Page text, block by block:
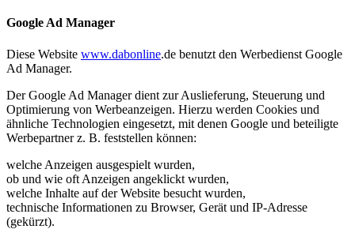
Google Ad Manager
Diese Website www.dabonline.de benutzt den Werbedienst Google
Ad Manager.
Der Google Ad Manager dient zur Auslieferung, Steuerung und
Optimierung von Werbeanzeigen. Hierzu werden Cookies und
ähnliche Technologien eingesetzt, mit denen Google und beteiligte
Werbepartner z. B. feststellen können:
welche Anzeigen ausgespielt wurden,
ob und wie oft Anzeigen angeklickt wurden,
welche Inhalte auf der Website besucht wurden,
technische Informationen zu Browser, Gerät und IP-Adresse
(gekürzt).